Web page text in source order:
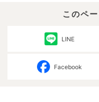
このペ
LINE
Facebook